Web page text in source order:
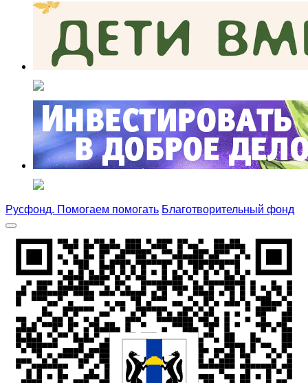
Русфонд. Помогаем помогать Благотворительный фонд